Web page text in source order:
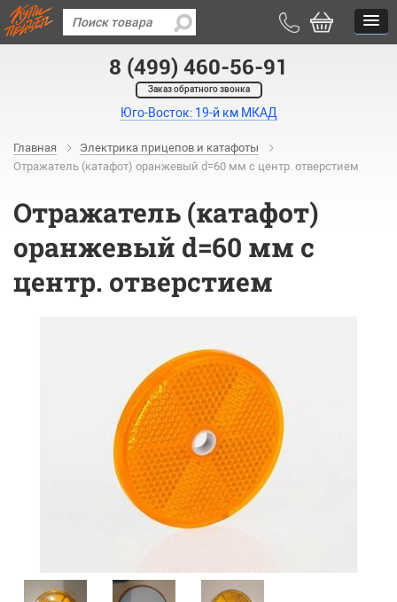
8 (499) 460-56-91
Заказ обратного звонка
Юго-Восток: 19-й км МКАД
Главная
Электрика прицепов и катафоты
Отражатель (катафот) оранжевый d=60 мм с центр. отверстием
Отражатель (катафот)
оранжевый d=60 мм с
центр. отверстием